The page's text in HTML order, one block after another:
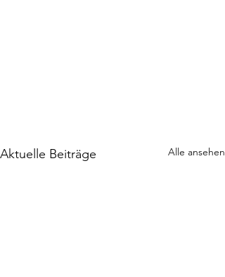
Aktuelle Beiträge Alle ansehen